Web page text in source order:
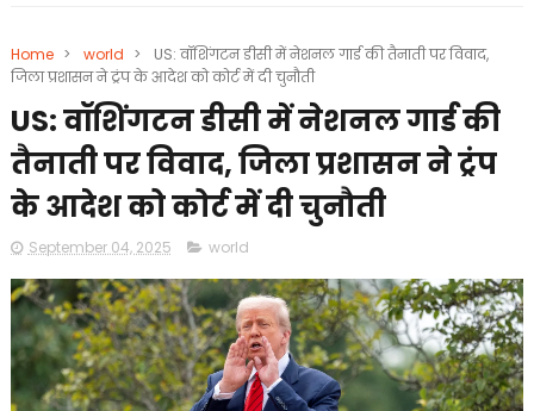
Home > world >
US: वॉशिंगटन डीसी में नेशनल गार्ड की तैनाती पर विवाद,
जिला प्रशासन ने ट्रंप के आदेश को कोर्ट में दी चुनौती
US: वॉशिंगटन डीसी में नेशनल गार्ड की
तैनाती पर विवाद, जिला प्रशासन ने ट्रंप
के आदेश को कोर्ट में दी चुनौती
September 04, 2025 world